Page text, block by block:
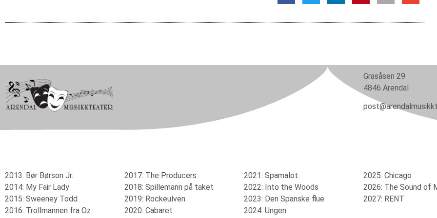
Grasåsen 29
4846 Arendal
2013: Bør Børson Jr.
2014: My Fair Lady
2015: Sweeney Todd
2016: Trollmannen fra Oz
2017: The Producers
2018: Spillemann på taket
2019: Rockeulven
2020: Cabaret
2021: Spamalot
2022: Into the Woods
2023: Den Spanske flue
2024: Ungen
2025: Chicago
2026: The Sound of
2027: RENT